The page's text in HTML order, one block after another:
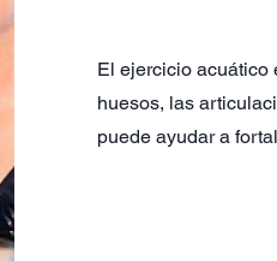
El ejercicio acuático
huesos, las
puede ayudar a